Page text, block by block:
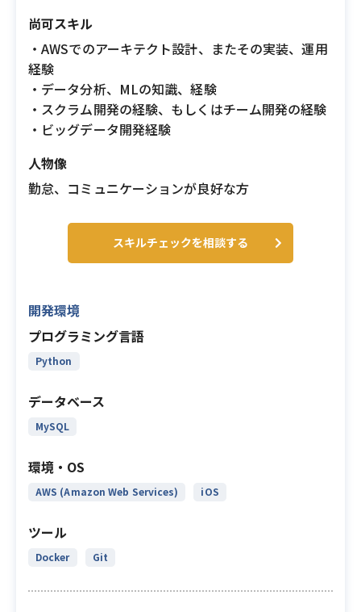
尚可スキル
・AWSでのアーキテクト設計、またその実装、運用
経験
・データ分析、MLの知識、経験
・スクラム開発の経験、もしくはチーム開発の経験
・ビッグデータ開発経験
人物像
勤怠、コミュニケーションが良好な方
スキルチェックを相談する
開発環境
プログラミング言語
Python
データベース
MySQL
環境・OS
AWS (Amazon Web Services) iOS
ツール
Docker Git